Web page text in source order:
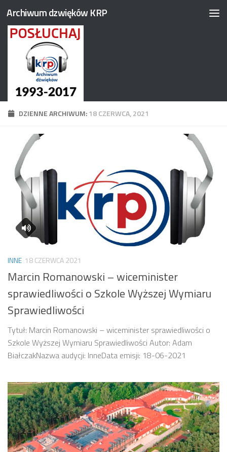
Przejdź do treści
Archiwum dzwięków KRP
DZIENNE ARCHIWUM:18 CZERWCA, 2021
INNE 18 CZERWCA 2021
Marcin Romanowski – wiceminister
sprawiedliwości o Szkole Wyższej Wymiaru
Sprawiedliwości
Tytuł: Marcin Romanowski – wiceminister sprawiedliwości o
Szkole Wyższej Wymiaru Sprawiedliwości Autor: Adam
BiałczakNazwa audycji: InneData emisji: 18-06-2021